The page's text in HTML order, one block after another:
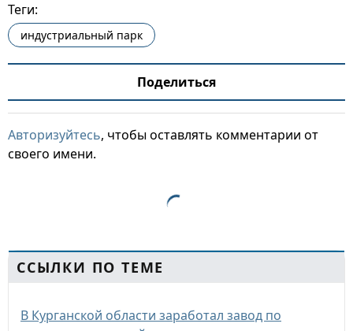
Теги:
индустриальный парк
Поделиться
Авторизуйтесь, чтобы оставлять комментарии от
своего имени.
ССЫЛКИ ПО ТЕМЕ
В Курганской области заработал завод по